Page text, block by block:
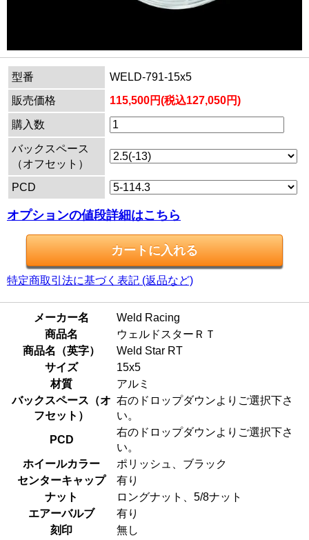
型番
WELD-791-15x5
販売価格
115,500円(税込127,050円)
購入数
バックスペース
（オフセット）
PCD
オプションの値段詳細はこちら
特定商取引法に基づく表記 (返品など)
メーカー名
Weld Racing
商品名
ウェルドスターＲＴ
商品名（英字）
Weld Star RT
サイズ
15x5
材質
アルミ
バックスペース（オ
フセット）
右のドロップダウンよりご選択下さ
い。
PCD
右のドロップダウンよりご選択下さ
い。
ホイールカラー
ポリッシュ、ブラック
センターキャップ
有り
ナット
ロングナット、5/8ナット
エアーバルブ
有り
刻印
無し